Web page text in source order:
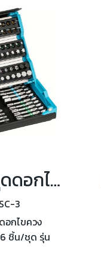
HAZET ชุดดอกไขควง SmartCase 96 ชิ้น/ชุด รุ่น 2200SC-3
3
อกไขควง
ชิ้น/ชุด รุ่น